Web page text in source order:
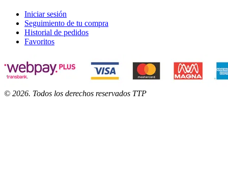
Iniciar sesión
Seguimiento de tu compra
Historial de pedidos
Favoritos
© 2026. Todos los derechos reservados TTP